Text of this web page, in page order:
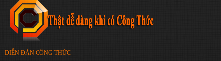
DIỄN ĐÀN CÔNG THỨC